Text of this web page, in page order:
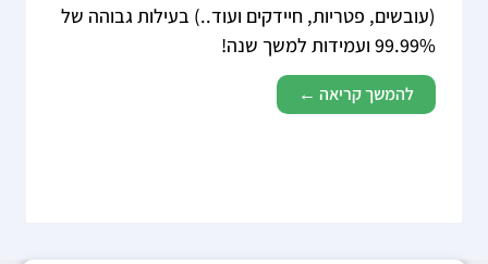
(עובשים, פטריות, חיידקים ועוד..) בעילות גבוהה של
99.99% ועמידות למשך שנה!
להמשך קריאה ←